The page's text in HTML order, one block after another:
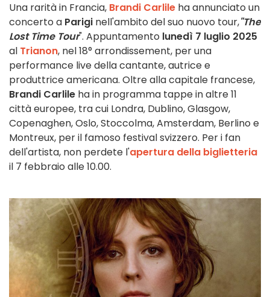
Una rarità in Francia, Brandi Carlile ha annunciato un
concerto a Parigi nell'ambito del suo nuovo tour,"The
Lost Time Tour". Appuntamento lunedì 7 luglio 2025
al Trianon, nel 18° arrondissement, per una
performance live della cantante, autrice e
produttrice americana. Oltre alla capitale francese,
Brandi Carlile ha in programma tappe in altre 11
città europee, tra cui Londra, Dublino, Glasgow,
Copenaghen, Oslo, Stoccolma, Amsterdam, Berlino e
Montreux, per il famoso festival svizzero. Per i fan
dell'artista, non perdete l'apertura della biglietteria
il 7 febbraio alle 10.00.